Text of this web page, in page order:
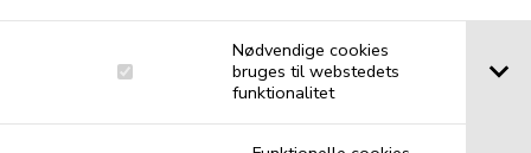
Nødvendige cookies
bruges til webstedets
funktionalitet